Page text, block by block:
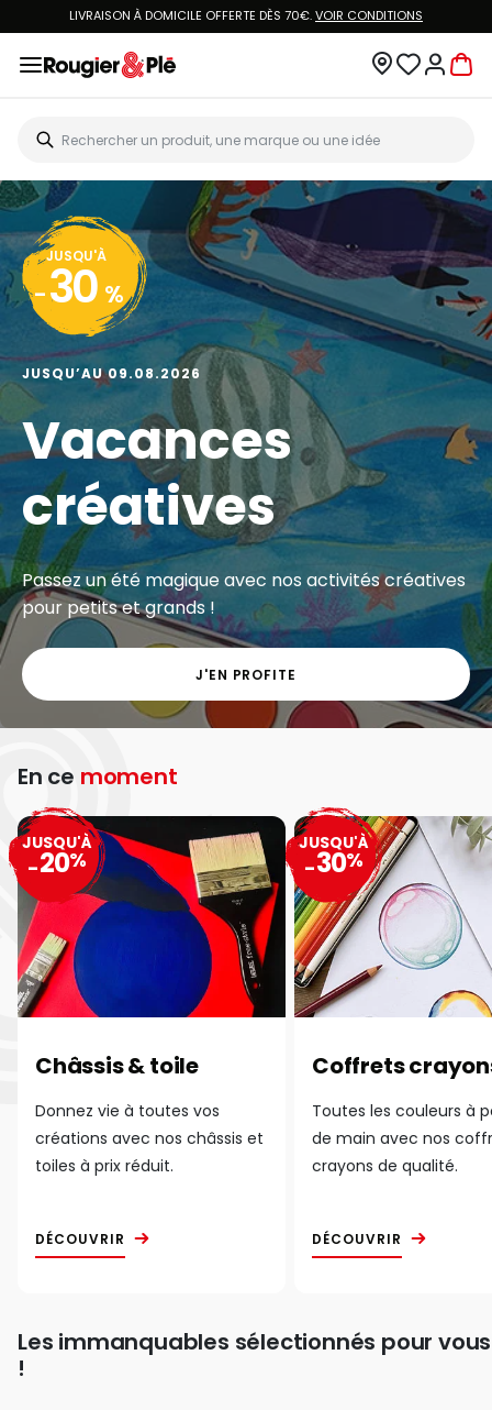
LIVRAISON À DOMICILE OFFERTE DÈS 70€.VOIR CONDITIONS
JUSQU'À
- 30 %
JUSQU’AU 09.08.2026
Vacances
créatives
Passez un été magique avec nos activités créatives
pour petits et grands !
J'EN PROFITE
En ce moment
Châssis & toile
Donnez vie à toutes vos
créations avec nos châssis et
toiles à prix réduit.
DÉCOUVRIR
JUSQU'À
-20%
Coffrets
Toutes les couleurs à
de main avec nos
crayons de qualité.
DÉCOUVRIR
JUSQU'À
-30%
Les immanquables sélectionnés pour vous
!